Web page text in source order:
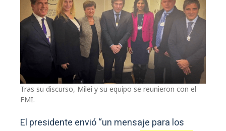
Tras su discurso, Milei y su equipo se reunieron con el
FMI.
El presidente envió “un mensaje para los